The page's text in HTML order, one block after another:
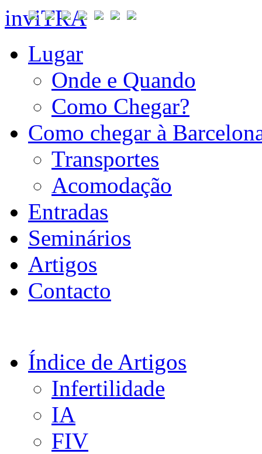
inviTRA
Lugar
Onde e Quando
Como Chegar?
Como chegar à
Transportes
Acomodação
Entradas
Seminários
Artigos
Contacto
Índice de Artigos
Infertilidade
IA
FIV